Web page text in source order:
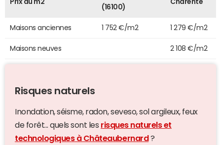
Prix au m2
(16100)
Charente
Maisons anciennes 1 752 €/m2 1 279 €/m2
Maisons neuves 2 108 €/m2
Risques naturels
Inondation, séisme, radon, seveso, sol argileux, feux
de forêt... quels sont les risques naturels et
technologiques à Châteaubernard ?